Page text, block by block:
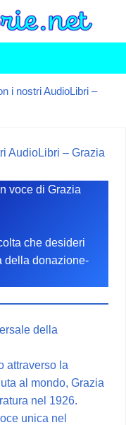
i nostri AudioLibri –
AudioLibri – Grazia
voce di Grazia
che desideri
della donazione-
della
attraverso la
al mondo, Grazia
nel 1926.
unica nel